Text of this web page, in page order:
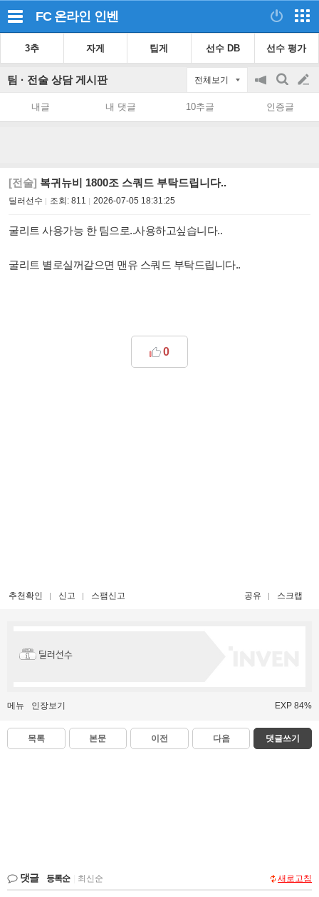
FC 온라인 인벤
3추 자게 팁게 선수 DB 선수 평가
팀 · 전술 상담 게시판 전체보기
공
on/off
검
색
글
쓰
내글 내 댓글 10추글 인증글
[전술] 복귀뉴비 1800조 스쿼드 부탁드립니다..
딜러선수 조회: 811 2026-07-05 18:31:25
굴리트 사용가능 한 팀으로..사용하고싶습니다..
굴리트 별로실꺼같으면 맨유 스쿼드 부탁드립니다..
0
추천확인 신고 스팸신고 공유 스크랩
딜러선수
메뉴 인장보기 EXP 84%
목록 본문 이전 다음 댓글쓰기
댓글 등록순 최신순 새로고침